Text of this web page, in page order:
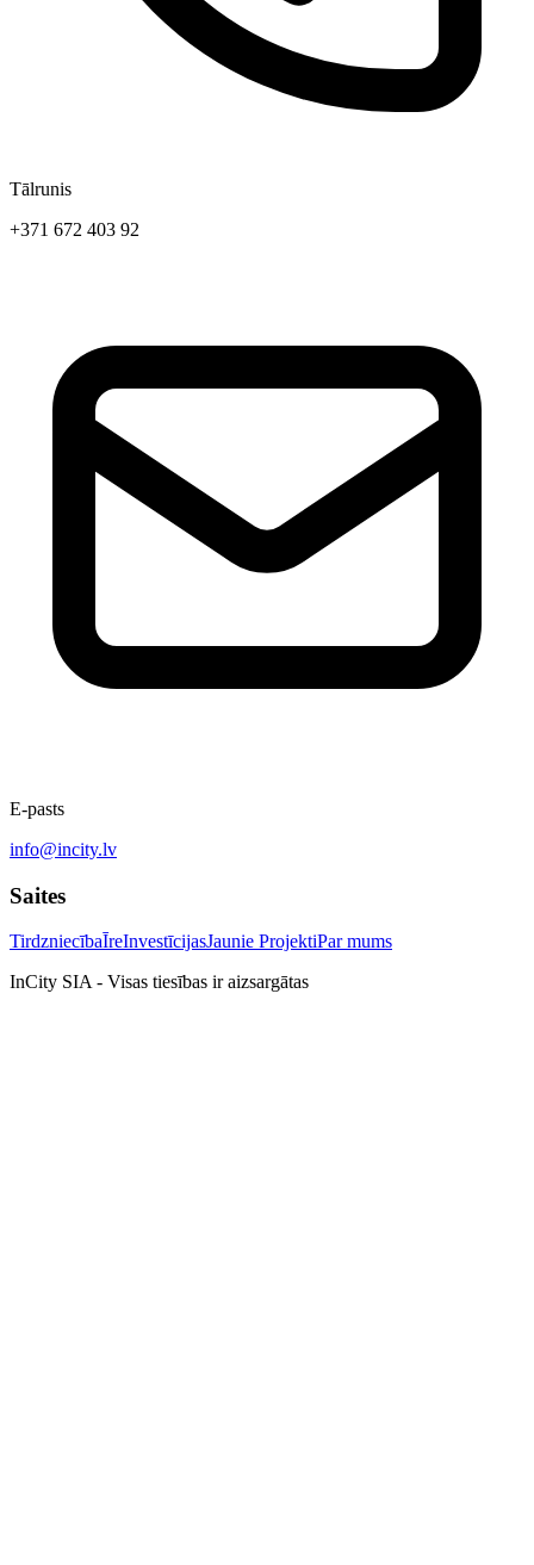
Tālrunis
+371 672 403 92
E-pasts
info@incity.lv
Saites
TirdzniecībaĪreInvestīcijasJaunie ProjektiPar mums
InCity SIA - Visas tiesības ir aizsargātas